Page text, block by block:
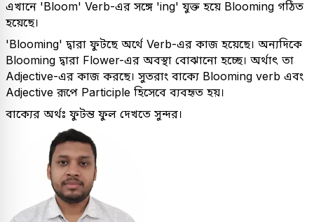
এখানে 'Bloom' Verb-এর সঙ্গে 'ing' যুক্ত হয়ে Blooming গঠিত
হয়েছে।
'Blooming' দ্বারা ফুটছে অর্থে Verb-এর কাজ হয়েছে। অন্যদিকে
Blooming দ্বারা Flower-এর অবস্থা বোঝানো হচ্ছে। অর্থাৎ তা
Adjective-এর কাজ করছে। সুতরাং বাক্যে Blooming verb এবং
Adjective রূপে Participle হিসেবে ব্যবহৃত হয়।
বাক্যের অর্থঃ ফুটন্ত ফুল দেখতে সুন্দর।